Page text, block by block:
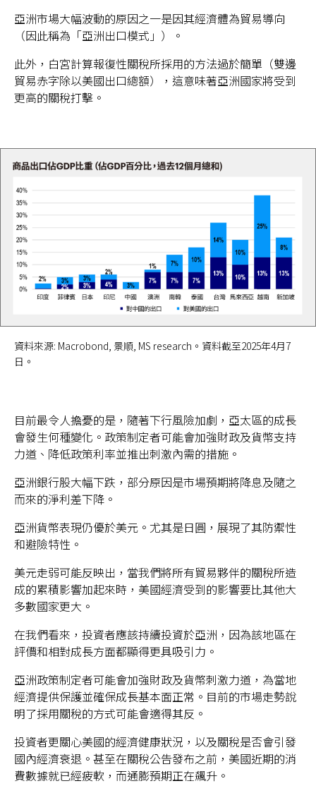
亞洲市場大幅波動的原因之一是因其經濟體為貿易導向
（因此稱為「亞洲出口模式」）。
此外，白宮計算報復性關稅所採用的方法過於簡單（雙邊
貿易赤字除以美國出口總額），這意味著亞洲國家將受到
更高的關稅打擊。
資料來源: Macrobond, 景順, MS research。資料截至2025年4月7
日。
目前最令人擔憂的是，隨著下行風險加劇，亞太區的成長
會發生何種變化。政策制定者可能會加強財政及貨幣支持
力道、降低政策利率並推出刺激內需的措施。
亞洲銀行股大幅下跌，部分原因是市場預期將降息及隨之
而來的淨利差下降。
亞洲貨幣表現仍優於美元。尤其是日圓，展現了其防禦性
和避險特性。
美元走弱可能反映出，當我們將所有貿易夥伴的關稅所造
成的累積影響加起來時，美國經濟受到的影響要比其他大
多數國家更大。
在我們看來，投資者應該持續投資於亞洲，因為該地區在
評價和相對成長方面都顯得更具吸引力。
亞洲政策制定者可能會加強財政及貨幣刺激力道，為當地
經濟提供保護並確保成長基本面正常。目前的市場走勢說
明了採用關稅的方式可能會適得其反。
投資者更關心美國的經濟健康狀況，以及關稅是否會引發
國內經濟衰退。甚至在關稅公告發布之前，美國近期的消
費數據就已經疲軟，而通膨預期正在飆升。